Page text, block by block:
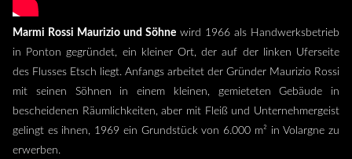
Marmi Rossi Maurizio und Söhne wird 1966 als Handwerksbetrieb
in Ponton gegründet, ein kleiner Ort, der auf der linken Uferseite
des Flusses Etsch liegt. Anfangs arbeitet der Gründer Maurizio Rossi
mit seinen Söhnen in einem kleinen, gemieteten Gebäude in
bescheidenen Räumlichkeiten, aber mit Fleiß und Unternehmergeist
gelingt es ihnen, 1969 ein Grundstück von 6.000 m² in Volargne zu
erwerben.